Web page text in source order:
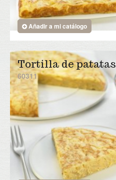
Añadir a mi catálogo
Tortilla de patatas
60311